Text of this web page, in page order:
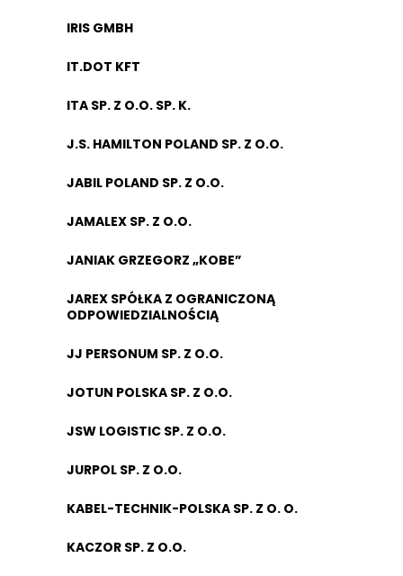
IRIS GMBH
IT.DOT KFT
ITA SP. Z O.O. SP. K.
J.S. HAMILTON POLAND SP. Z O.O.
JABIL POLAND SP. Z O.O.
JAMALEX SP. Z O.O.
JANIAK GRZEGORZ „KOBE”
JAREX SPÓŁKA Z OGRANICZONĄ
ODPOWIEDZIALNOŚCIĄ
JJ PERSONUM SP. Z O.O.
JOTUN POLSKA SP. Z O.O.
JSW LOGISTIC SP. Z O.O.
JURPOL SP. Z O.O.
KABEL-TECHNIK-POLSKA SP. Z O. O.
KACZOR SP. Z O.O.